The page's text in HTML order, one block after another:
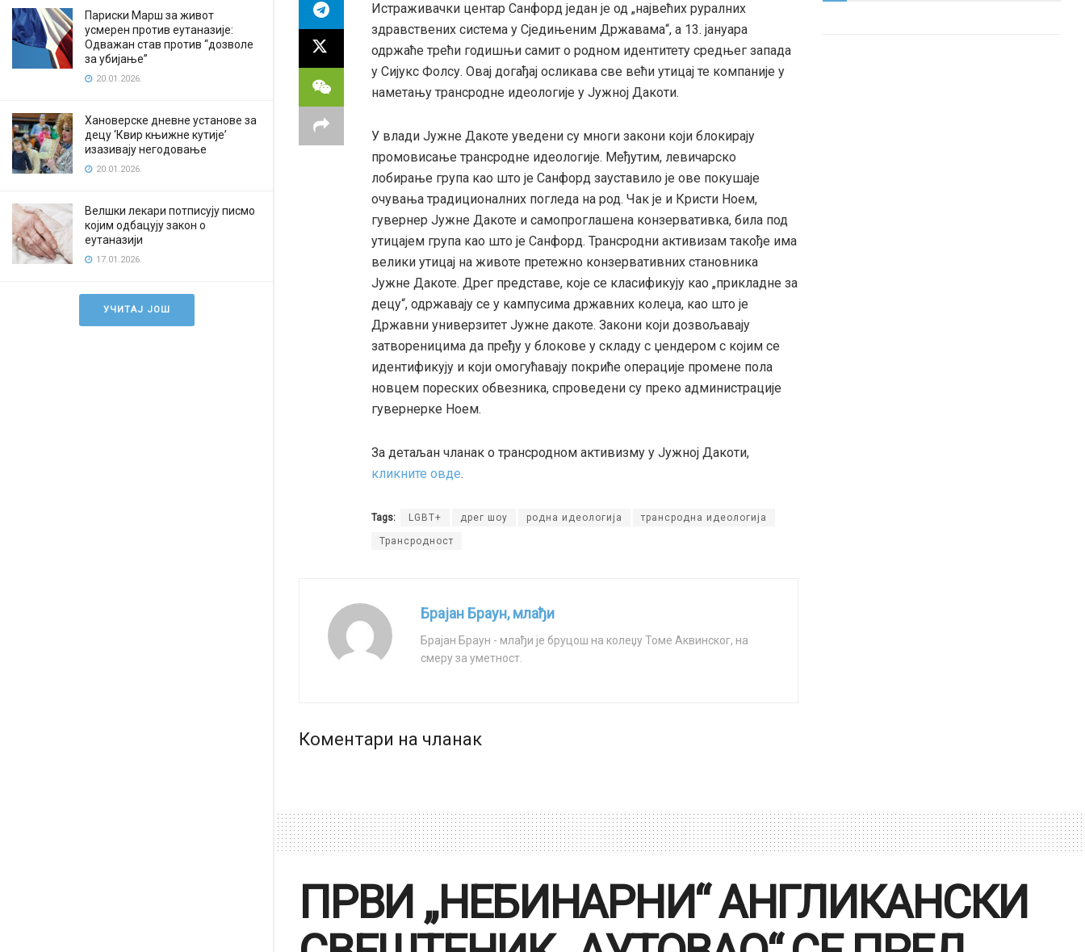
Париски Марш за живот
усмерен против еутаназије:
Одважан став против “дозволе
за убијање”
20.01.2026.
Хановерске дневне установе за
децу ‘Квир књижне кутије’
изазивају негодовање
20.01.2026.
Велшки лекари потписују писмо
којим одбацују закон о
еутаназији
17.01.2026.
УЧИТАЈ ЈОШ
Истраживачки центар Санфорд један је од „највећих руралних
здравствених система у Сједињеним Државама“, а 13. јануара
одржаће трећи годишњи самит о родном идентитету средњег запада
у Сијукс Фолсу. Овај догађај осликава све већи утицај те компаније у
наметању трансродне идеологије у Јужној Дакоти.
У влади Јужне Дакоте уведени су многи закони који блокирају
промовисање трансродне идеологије. Међутим, левичарско
лобирање група као што је Санфорд зауставило је ове покушаје
очувања традиционалних погледа на род. Чак је и Кристи Ноем,
гувернер Јужне Дакоте и самопроглашена конзервативка, била под
утицајем група као што је Санфорд. Трансродни активизам такође има
велики утицај на животе претежно конзервативних становника
Јужне Дакоте. Дрег представе, које се класификују као „прикладне за
децу“, одржавају се у кампусима државних колеџа, као што је
Државни универзитет Јужне дакоте. Закони који дозвољавају
затвореницима да пређу у блокове у складу с џендером с којим се
идентификују и који омогућавају покриће операције промене пола
новцем пореских обвезника, спроведени су преко администрације
гувернерке Ноем.
За детаљан чланак о трансродном активизму у Јужној Дакоти,
кликните овде.
Tags: LGBT+ дрег шоу родна идеологија трансродна идеологија
Трансродност
Брајан Браун, млађи
Брајан Браун - млађи је бруцош на колеџу Томе Аквинског, на
смеру за уметност.
Коментари на чланак
ПРВИ „НЕБИНАРНИ“ АНГЛИКАНСКИ